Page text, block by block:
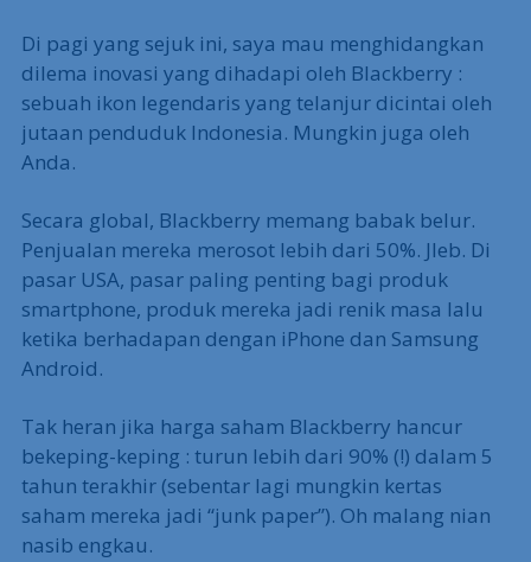
Di pagi yang sejuk ini, saya mau menghidangkan
dilema inovasi yang dihadapi oleh Blackberry :
sebuah ikon legendaris yang telanjur dicintai oleh
jutaan penduduk Indonesia. Mungkin juga oleh
Anda.
Secara global, Blackberry memang babak belur.
Penjualan mereka merosot lebih dari 50%. Jleb. Di
pasar USA, pasar paling penting bagi produk
smartphone, produk mereka jadi renik masa lalu
ketika berhadapan dengan iPhone dan Samsung
Android.
Tak heran jika harga saham Blackberry hancur
bekeping-keping : turun lebih dari 90% (!) dalam 5
tahun terakhir (sebentar lagi mungkin kertas
saham mereka jadi “junk paper”). Oh malang nian
nasib engkau.